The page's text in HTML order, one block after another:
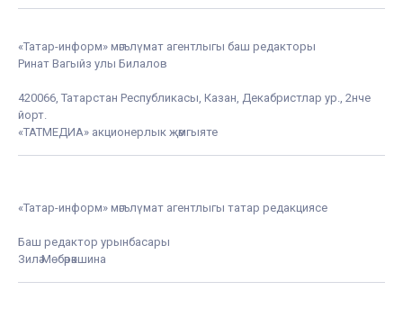
«Татар-информ» мәгълүмат агентлыгы баш редакторы
Ринат Вагыйз улы Билалов
420066, Татарстан Республикасы, Казан, Декабристлар ур., 2нче
йорт.
«ТАТМЕДИА» акционерлык җәмгыяте
«Татар-информ» мәгълүмат агентлыгы татар редакциясе
Баш редактор урынбасары
Зилә Мөбәрәкшина